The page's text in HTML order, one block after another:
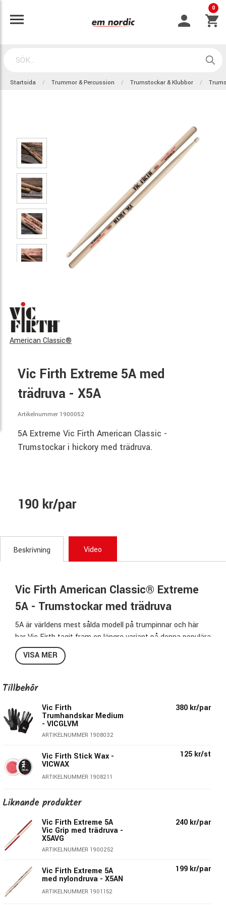
0
Startsida Trummor & Percussion Trumstockar & Klubbor
American Classic®
Vic Firth Extreme 5A med
trädruva - X5A
Artikelnummer 1900052
5A Extreme Vic Firth American Classic -
Trumstockar i hickory med trädruva.
190 kr/par
Beskrivning Video
Vic Firth American Classic® Extreme
5A - Trumstockar med trädruva
5A är världens mest sålda modell på trumpinnar och här
har Vic Firth tagit fram en längre variant på denna populära
modell.
X5A ger en annan balans & spelkänsla än en vanlig 5A samt
Så känner du ett du skulle vilja ha en något lite längre stock
kanske detta stocken för dig!
Diameter:14,4mm
Längd:419,1mm
Material
: Hickory
Druva: Tear Drop
Material Druva:Trä
Taper:Medium
Pris per par
Modellen ingår i serien: American
Classic
VISA MER
Tillbehör
Vic Firth
Trumhandskar Medium
- VICGLVM
ARTIKELNUMMER 1908032
380 kr/par
Vic Firth Stick Wax -
VICWAX
ARTIKELNUMMER 1908211
125 kr/st
Liknande produkter
Vic Firth Extreme 5A
Vic Grip med trädruva -
X5AVG
ARTIKELNUMMER 1900252
240 kr/par
Vic Firth Extreme 5A
med nylondruva - X5AN
ARTIKELNUMMER 1901152
199 kr/par